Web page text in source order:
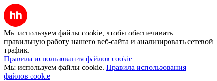
Мы используем файлы cookie, чтобы обеспечивать
правильную работу нашего веб-сайта и анализировать сетевой
трафик.
Правила использования файлов cookie
Мы используем файлы cookie. Правила использования
файлов cookie